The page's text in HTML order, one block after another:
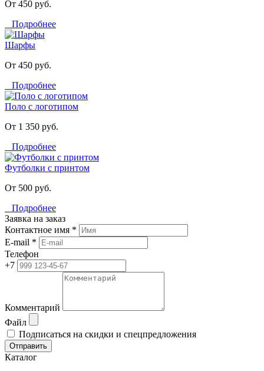
От 450 руб.
Подробнее
Шарфы
От 450 руб.
Подробнее
Поло с логотипом
От 1 350 руб.
Подробнее
Футболки с принтом
От 500 руб.
Подробнее
Заявка на заказ
Контактное имя *
E-mail *
Телефон
+7
Комментарий
Файл
Подписаться на скидки и спецпредложения
Отправить
Каталог